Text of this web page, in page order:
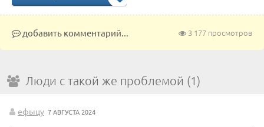
3 177 просмотров
добавить комментарий...
Люди с такой же проблемой (1)
ефыцу 7 АВГУСТА 2024